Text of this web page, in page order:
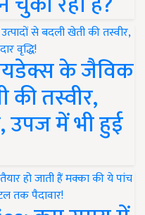
के जैविक
की तस्वीर,
में भी हुई